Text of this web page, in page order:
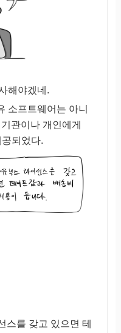
해야겠네.
소프트웨어는 아니
관이나 개인에게
되었다.
스를 갖고 있으면 테